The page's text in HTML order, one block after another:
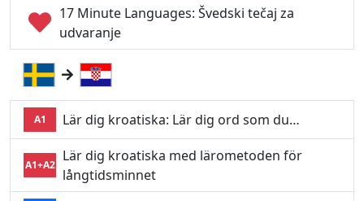
17 Minute Languages: Švedski tečaj za
udvaranje
A1 Lär dig kroatiska: Lär dig ord som du…
A1+A2
Lär dig kroatiska med lärometoden för
långtidsminnet